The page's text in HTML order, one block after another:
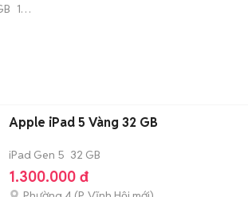
1
Apple iPad 5 Vàng 32 GB
iPad Gen 5 32 GB
1.300.000 đ